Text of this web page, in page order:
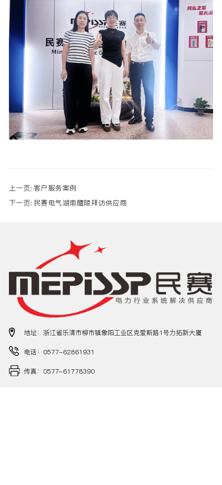
上一页: 客户服务案例
民赛电气湖南醴陵拜访供应商
下一页:
地址：浙江省乐清市柳市镇象阳工业区克爱斯路1号力拓新大厦
电话：0577-62861931
传真：0577-61778390